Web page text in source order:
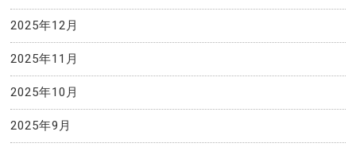
2025年12月
2025年11月
2025年10月
2025年9月